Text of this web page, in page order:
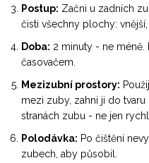
Postup: Začni u zadních
čisti všechny plochy: vnější,
Doba: 2 minuty - ne méně.
časovačem.
Mezizubní prostory:
mezi zuby, zahni ji do
stranách zubu - ne jen
Polodávka: Po čištění
zubech, aby působil.